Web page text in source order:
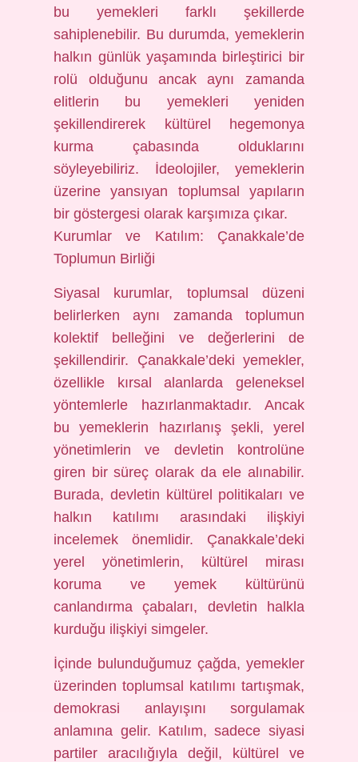
bu yemekleri farklı şekillerde
sahiplenebilir. Bu durumda, yemeklerin
halkın günlük yaşamında birleştirici bir
rolü olduğunu ancak aynı zamanda
elitlerin bu yemekleri yeniden
şekillendirerek kültürel hegemonya
kurma çabasında olduklarını
söyleyebiliriz. İdeolojiler, yemeklerin
üzerine yansıyan toplumsal yapıların
bir göstergesi olarak karşımıza çıkar.
Kurumlar ve Katılım: Çanakkale’de
Toplumun Birliği
Siyasal kurumlar, toplumsal düzeni
belirlerken aynı zamanda toplumun
kolektif belleğini ve değerlerini de
şekillendirir. Çanakkale’deki yemekler,
özellikle kırsal alanlarda geleneksel
yöntemlerle hazırlanmaktadır. Ancak
bu yemeklerin hazırlanış şekli, yerel
yönetimlerin ve devletin kontrolüne
giren bir süreç olarak da ele alınabilir.
Burada, devletin kültürel politikaları ve
halkın katılımı arasındaki ilişkiyi
incelemek önemlidir. Çanakkale’deki
yerel yönetimlerin, kültürel mirası
koruma ve yemek kültürünü
canlandırma çabaları, devletin halkla
kurduğu ilişkiyi simgeler.
İçinde bulunduğumuz çağda, yemekler
üzerinden toplumsal katılımı tartışmak,
demokrasi anlayışını sorgulamak
anlamına gelir. Katılım, sadece siyasi
partiler aracılığıyla değil, kültürel ve